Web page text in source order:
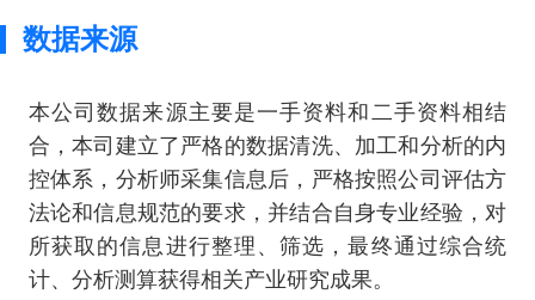
数据来源
本公司数据来源主要是一手资料和二手资料相结
合，本司建立了严格的数据清洗、加工和分析的内
控体系，分析师采集信息后，严格按照公司评估方
法论和信息规范的要求，并结合自身专业经验，对
所获取的信息进行整理、筛选，最终通过综合统
计、分析测算获得相关产业研究成果。